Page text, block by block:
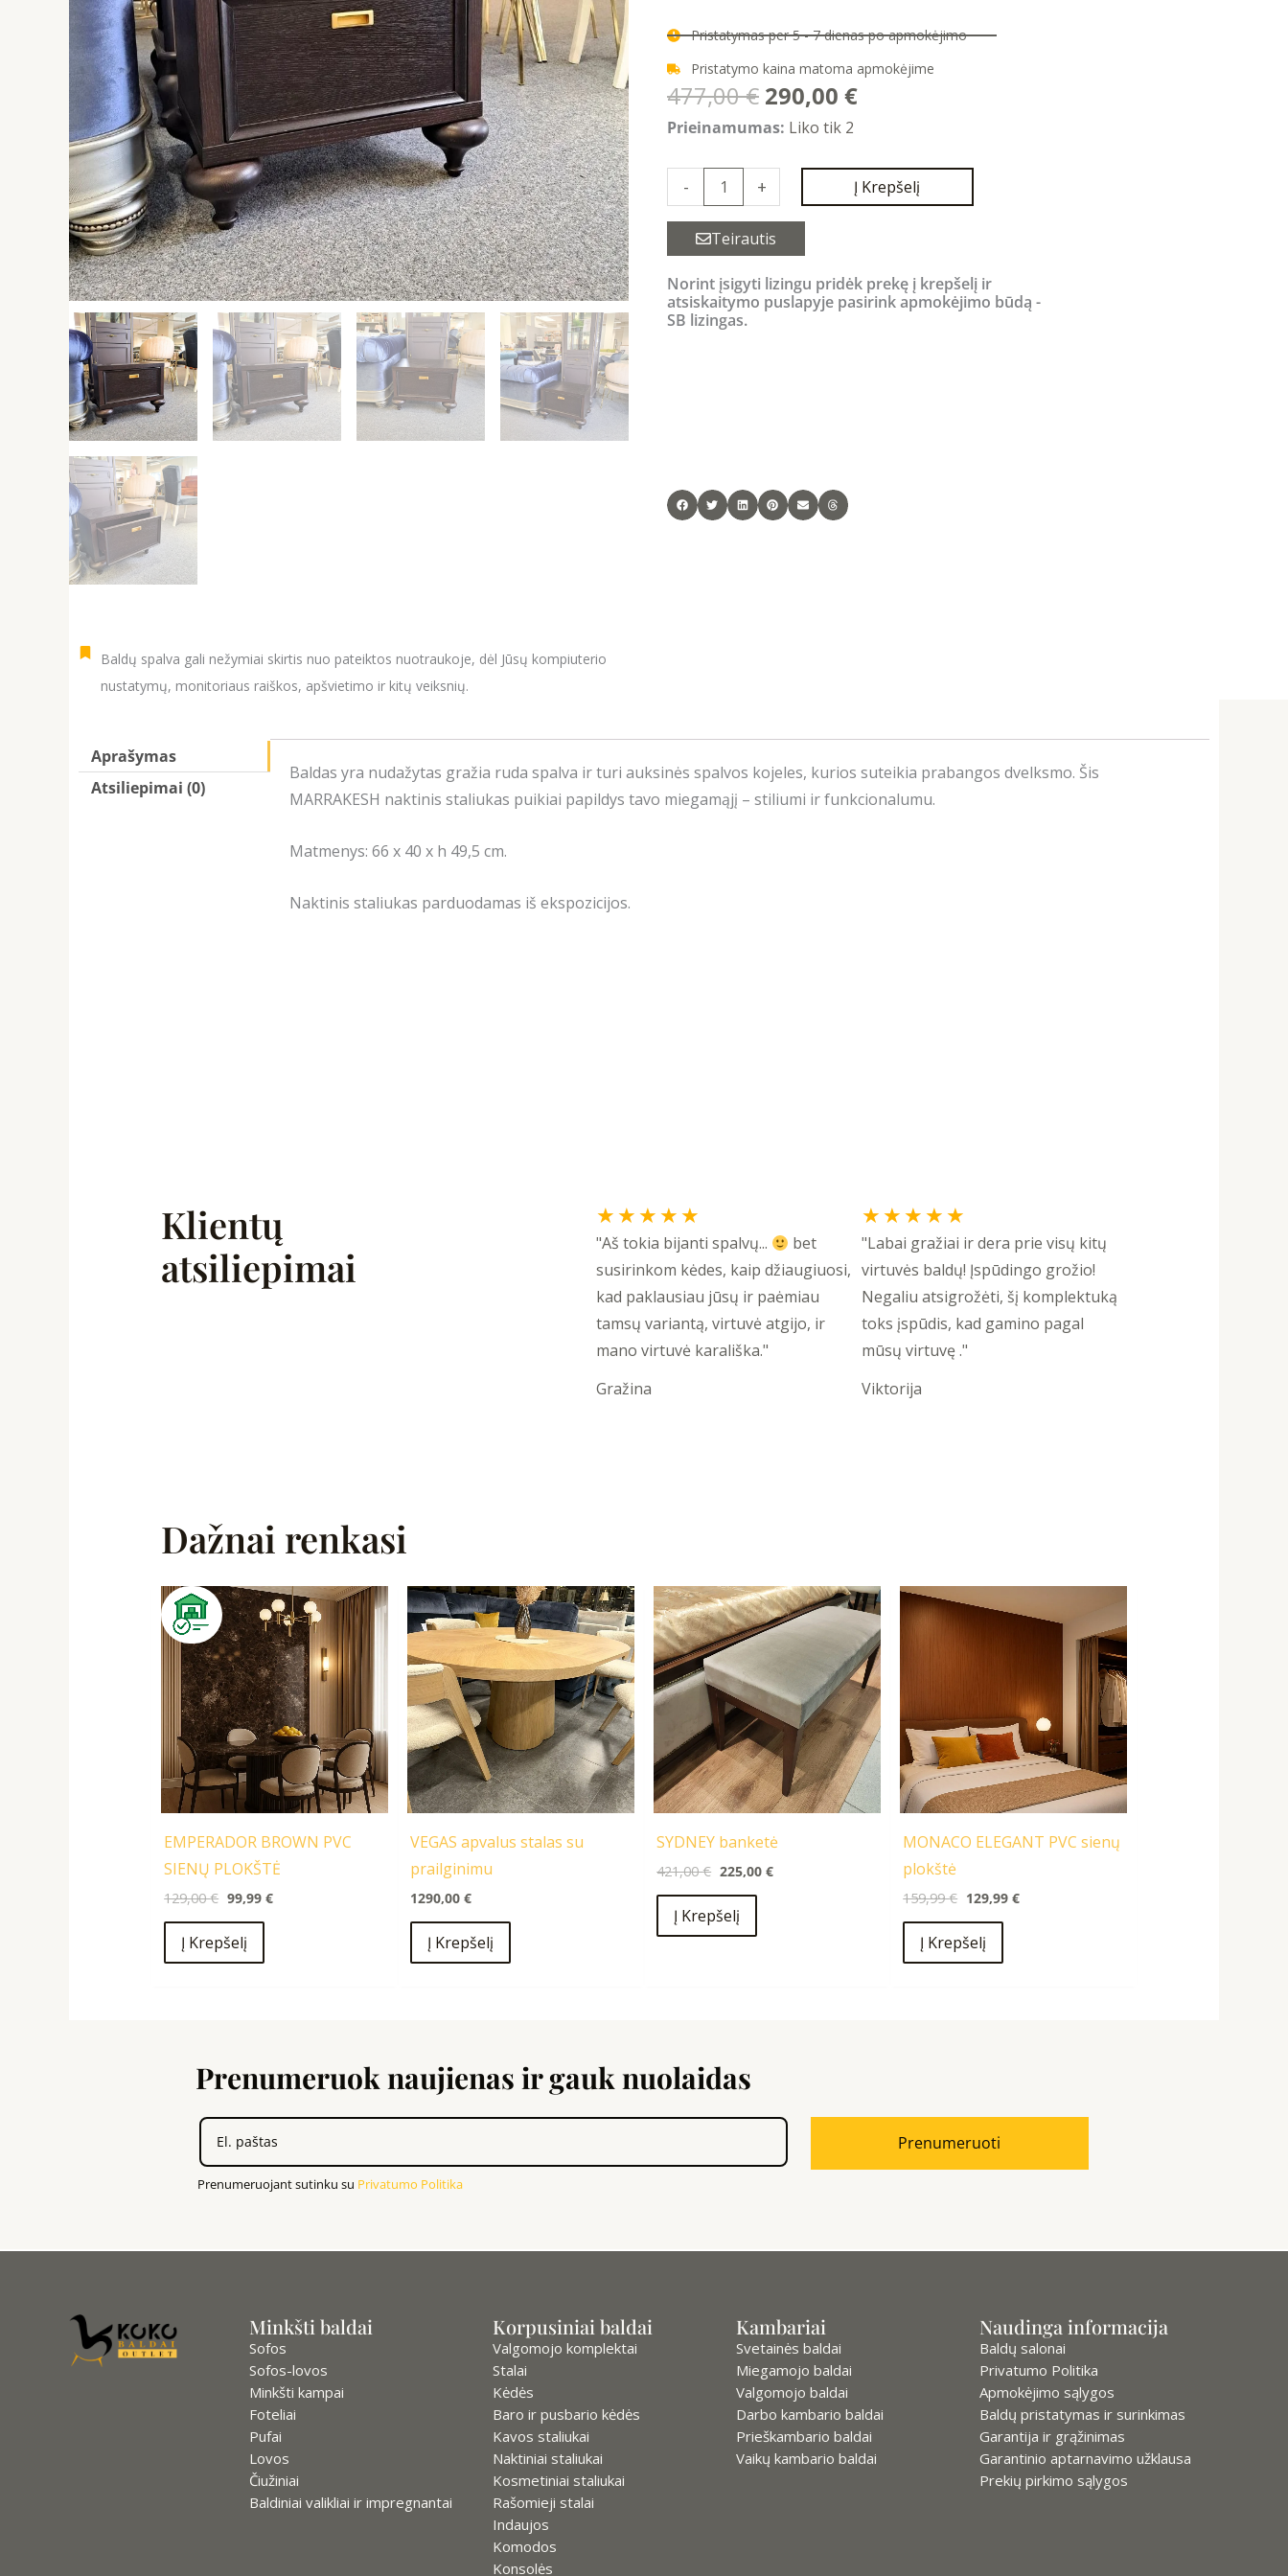
Baldų spalva gali nežymiai skirtis nuo pateiktos nuotraukoje, dėl Jūsų kompiuterio
nustatymų, monitoriaus raiškos, apšvietimo ir kitų veiksnių.
Pristatymas per 5 - 7 dienas po apmokėjimo
Pristatymo kaina matoma apmokėjime
477,00€ Original
price
477,00 €.
290,00 €Current
290,00 €.
Prieinamumas: Liko tik 2
-
produkto
MARRAKESH
naktinis
staliukas
rudas
+ Į Krepšelį
Teirautis
Norint įsigyti lizingu pridėk prekę į krepšelį ir
atsiskaitymo puslapyje pasirink apmokėjimo būdą -
SB lizingas.
Aprašymas
Atsiliepimai (0)
Baldas yra nudažytas gražia ruda spalva ir turi auksinės spalvos kojeles, kurios suteikia prabangos dvelksmo. Šis
MARRAKESH naktinis staliukas puikiai papildys tavo miegamąjį – stiliumi ir funkcionalumu.
Matmenys: 66 х 40 х h 49,5 cm.
Naktinis staliukas parduodamas iš ekspozicijos.
Klientų
atsiliepimai
★ ★ ★ ★ ★
5
out
of
5
"Aš tokia bijanti spalvų...
bet
susirinkom kėdes, kaip džiaugiuosi,
kad paklausiau jūsų ir paėmiau
tamsų variantą, virtuvė atgijo, ir
mano virtuvė karališka."
Gražina
★ ★ ★ ★ ★
5
out
of
5
"Labai gražiai ir dera prie visų kitų
virtuvės baldų! Įspūdingo grožio!
Negaliu atsigrožėti, šį komplektuką
toks įspūdis, kad gamino pagal
mūsų virtuvę ."
Viktorija
Dažnai renkasi
EMPERADOR BROWN PVC
SIENŲ PLOKŠTĖ
129,00€
Original
price
was:
129,00 €.
99,99€
Current
price
is:
99,99 €.
Į Krepšelį
VEGAS apvalus stalas su
prailginimu
1290,00€
Į Krepšelį
SYDNEY banketė
421,00€
Original
price
was:
421,00 €.
225,00€
Current
price
is:
Į Krepšelį
MONACO ELEGANT PVC sienų
plokštė
159,99€
price
129,99€
129,99 €.
Į Krepšelį
Prenumeruok naujienas ir gauk nuolaidas
Prenumeruojant sutinku su Privatumo Politika
Prenumeruoti
Minkšti baldai
Sofos
Sofos-lovos
Minkšti kampai
Foteliai
Pufai
Lovos
Čiužiniai
Baldiniai valikliai ir impregnantai
Korpusiniai baldai
Valgomojo komplektai
Stalai
Kėdės
Baro ir pusbario kėdės
Kavos staliukai
Naktiniai staliukai
Kosmetiniai staliukai
Rašomieji stalai
Indaujos
Komodos
Konsolės
Kambariai
Svetainės baldai
Miegamojo baldai
Valgomojo baldai
Darbo kambario baldai
Prieškambario baldai
Vaikų kambario baldai
Naudinga informacija
Baldų salonai
Privatumo Politika
Apmokėjimo sąlygos
Baldų pristatymas ir surinkimas
Garantija ir grąžinimas
Garantinio aptarnavimo užklausa
Prekių pirkimo sąlygos